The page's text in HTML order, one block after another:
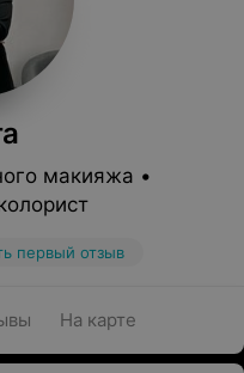
макияжа •
первый отзыв
На карте